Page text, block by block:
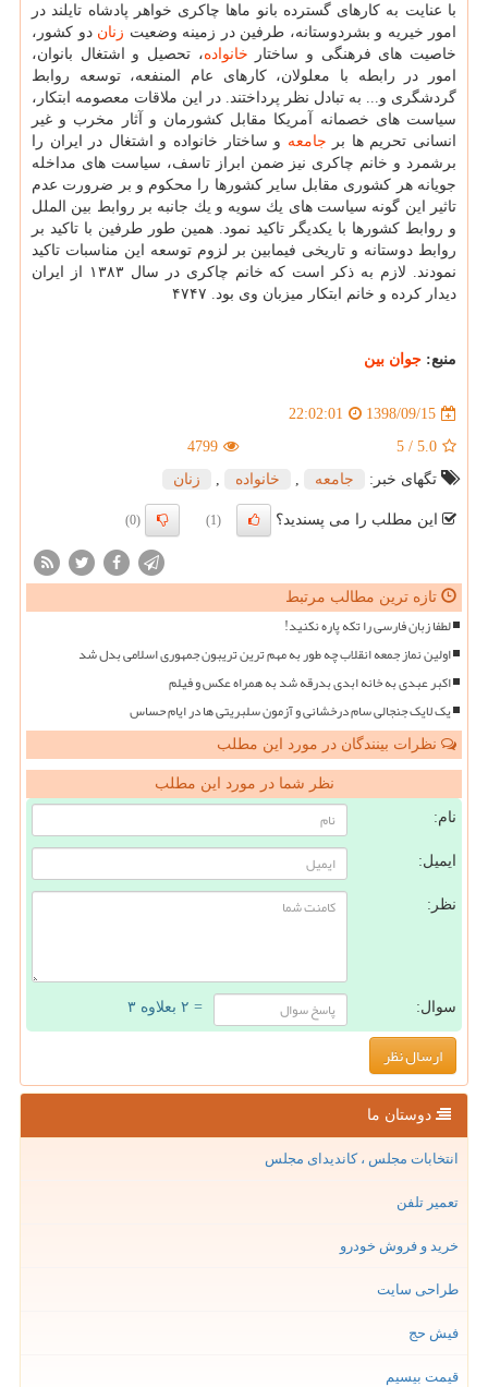
با عنایت به كارهای گسترده بانو ماها چاكری خواهر پادشاه تایلند در
امور خیریه و بشردوستانه، طرفین در زمینه وضعیت زنان دو كشور،
خاصیت های فرهنگی و ساختار خانواده، تحصیل و اشتغال بانوان،
امور در رابطه با معلولان، كارهای عام المنفعه، توسعه روابط
گردشگری و... به تبادل نظر پرداختند. در این ملاقات معصومه ابتكار،
سیاست های خصمانه آمریكا مقابل كشورمان و آثار مخرب و غیر
انسانی تحریم ها بر جامعه و ساختار خانواده و اشتغال در ایران را
برشمرد و خانم چاكری نیز ضمن ابراز تاسف، سیاست های مداخله
جویانه هر كشوری مقابل سایر كشورها را محكوم و بر ضرورت عدم
تاثیر این گونه سیاست های یك سویه و یك جانبه بر روابط بین الملل
و روابط كشورها با یكدیگر تاكید نمود. همین طور طرفین با تاكید بر
روابط دوستانه و تاریخی فیمابین بر لزوم توسعه این مناسبات تاكید
نمودند. لازم به ذكر است كه خانم چاكری در سال ۱۳۸۳ از ایران
دیدار كرده و خانم ابتكار میزبان وی بود. ۴۷۴۷
منبع: جوان بین
1398/09/15
22:02:01
5.0
/
5
4799
تگهای خبر:
جامعه , خانواده , زنان
این مطلب را می پسندید؟ (1)
(0)
تازه ترین مطالب مرتبط
لطفا زبان فارسی را تکه پاره نکنید!
اولین نماز جمعه انقلاب چه طور به مهم ترین تریبون جمهوری اسلامی بدل شد
اکبر عبدی به خانه ابدی بدرقه شد به همراه عکس و فیلم
یک لایک جنجالی سام درخشانی و آزمون سلبریتی ها در ایام حساس
نظرات بینندگان در مورد این مطلب
نظر شما در مورد این مطلب
نام:
ایمیل:
نظر:
سوال: = ۲ بعلاوه ۳
دوستان ما
انتخابات مجلس ، کاندیدای مجلس
تعمیر تلفن
خرید و فروش خودرو
طراحی سایت
فیش حج
قیمت بیسیم